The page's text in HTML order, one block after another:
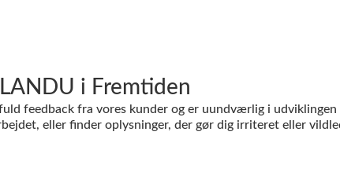
i Fremtiden
feedback fra vores kunder og er uundværlig i
eller finder oplysninger, der gør dig irriteret eller